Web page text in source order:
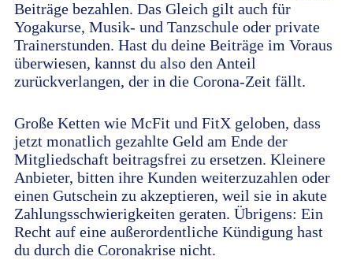
Beiträge bezahlen. Das Gleich gilt auch für
Yogakurse, Musik- und Tanzschule oder private
Trainerstunden. Hast du deine Beiträge im Voraus
überwiesen, kannst du also den Anteil
zurückverlangen, der in die Corona-Zeit fällt.
Große Ketten wie McFit und FitX geloben, dass
jetzt monatlich gezahlte Geld am Ende der
Mitgliedschaft beitragsfrei zu ersetzen. Kleinere
Anbieter, bitten ihre Kunden weiterzuzahlen oder
einen Gutschein zu akzeptieren, weil sie in akute
Zahlungsschwierigkeiten geraten. Übrigens: Ein
Recht auf eine außerordentliche Kündigung hast
du durch die Coronakrise nicht.